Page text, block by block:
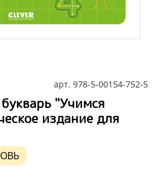
арт. 978-5-00154-752-5
"Учимся
издание для